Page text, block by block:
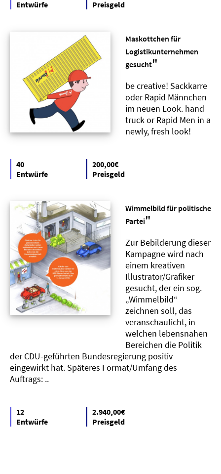
Entwürfe Preisgeld
Maskottchen für
Logistikunternehmen
gesucht"
be creative! Sackkarre
oder Rapid Männchen
im neuen Look. hand
truck or Rapid Men in a
newly, fresh look!
40
Entwürfe
200,00€
Preisgeld
Wimmelbild für politische
Partei"
Zur Bebilderung dieser
Kampagne wird nach
einem kreativen
Illustrator/Grafiker
gesucht, der ein sog.
„Wimmelbild“
zeichnen soll, das
veranschaulicht, in
welchen lebensnahen
Bereichen die Politik
der CDU-geführten Bundesregierung positiv
eingewirkt hat. Späteres Format/Umfang des
Auftrags: ..
12
Entwürfe
2.940,00€
Preisgeld